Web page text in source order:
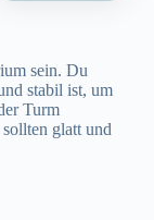
sein. Du
stabil ist, um
Turm
glatt und